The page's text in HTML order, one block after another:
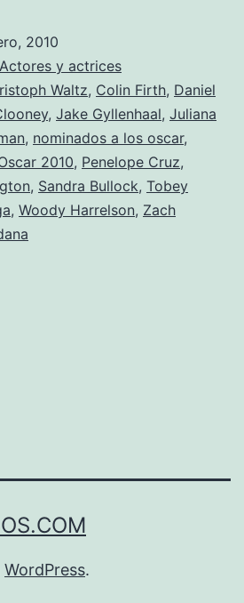
de
2010
Actores y actrices
Waltz, Colin Firth, Daniel
, Jake Gyllenhaal, Juliana
, nominados a los oscar,
2010, Penelope Cruz,
, Sandra Bullock, Tobey
, Woody Harrelson, Zach
WordPress.